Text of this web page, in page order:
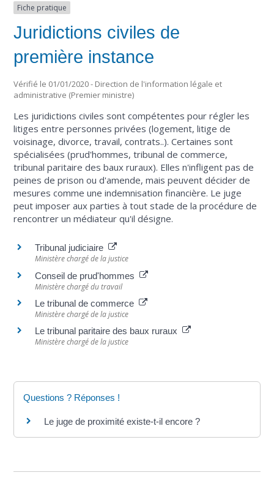
Fiche pratique
Juridictions civiles de
première instance
Vérifié le 01/01/2020 - Direction de l'information légale et
administrative (Premier ministre)
Les juridictions civiles sont compétentes pour régler les
litiges entre personnes privées (logement, litige de
voisinage, divorce, travail, contrats..). Certaines sont
spécialisées (prud'hommes, tribunal de commerce,
tribunal paritaire des baux ruraux). Elles n'infligent pas de
peines de prison ou d'amende, mais peuvent décider de
mesures comme une indemnisation financière. Le juge
peut imposer aux parties à tout stade de la procédure de
rencontrer un médiateur qu'il désigne.
Tribunal judiciaire
Ministère chargé de la justice
Conseil de prud'hommes
Ministère chargé du travail
Le tribunal de commerce
Ministère chargé de la justice
Le tribunal paritaire des baux ruraux
Ministère chargé de la justice
Questions ? Réponses !
Le juge de proximité existe-t-il encore ?